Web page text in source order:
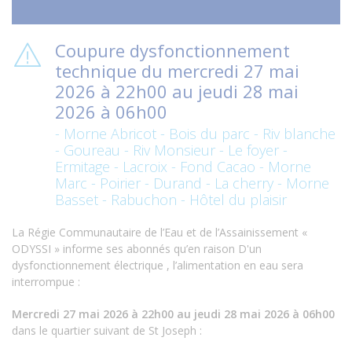
Coupure dysfonctionnement
technique du mercredi 27 mai
2026 à 22h00 au jeudi 28 mai
2026 à 06h00
- Morne Abricot - Bois du parc - Riv blanche
- Goureau - Riv Monsieur - Le foyer -
Ermitage - Lacroix - Fond Cacao - Morne
Marc - Poirier - Durand - La cherry - Morne
Basset - Rabuchon - Hôtel du plaisir
La Régie Communautaire de l’Eau et de l’Assainissement «
ODYSSI » informe ses abonnés qu’en raison D'un
dysfonctionnement électrique , l’alimentation en eau sera
interrompue :
Mercredi 27 mai 2026 à 22h00 au jeudi 28 mai 2026 à 06h00
dans le quartier suivant de St Joseph :